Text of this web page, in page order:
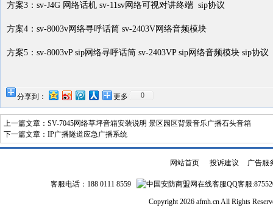
方案3 ： sv-J4G 网络话机 sv-11sv网络可视对讲终端 sip协议
方案4 ： sv-8003v网络寻呼话筒 sv-2403V网络音频模块
方案5 ： sv-8003vP sip网络寻呼话筒 sv-2403VP sip网络音频模块 sip协议
分享到： 更多 0
上一篇文章： SV-7045网络草坪音箱安装说明 景区园区背景音乐广播石头音箱
下一篇文章： IP广播隧道应急广播系统
网站首页| 投诉建议 广告服
客服电话：188 0111 8559 QQ客服
Copyright 2026 afmh.cn All Rights